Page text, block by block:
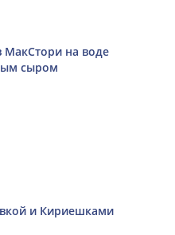
МакСтори на воде
сыром
и Кириешками